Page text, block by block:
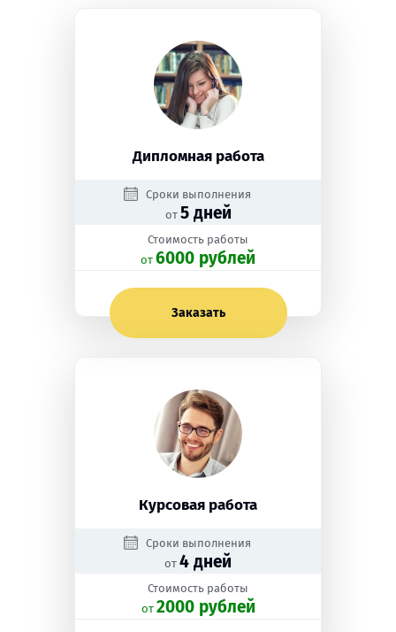
Дипломная работа
Сроки выполнения
от 5 дней
Стоимость работы
oт 6000 рублей
Заказать
Курсовая работа
Сроки выполнения
от 4 дней
Стоимость работы
oт 2000 рублей